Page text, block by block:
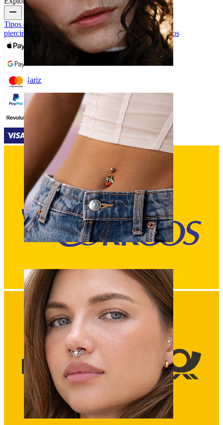
Nariz
Tipos de joyas para piercingsMateriales de joyas para
piercings
Problemas frecuentes con Piercings y cuidados